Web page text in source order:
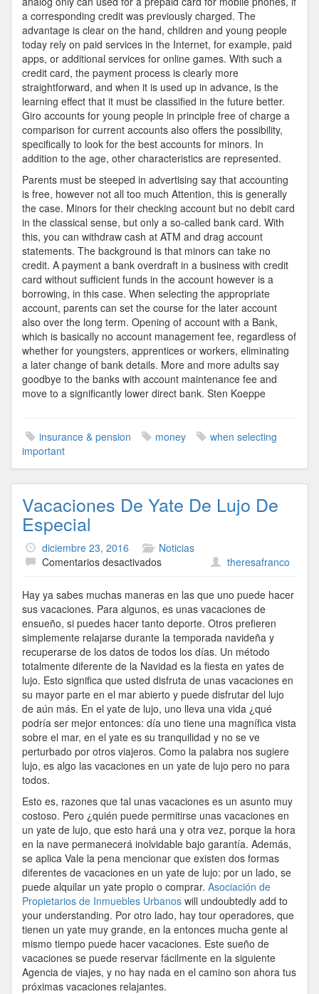
a corresponding credit was previously charged. The
advantage is clear on the hand, children and young people
today rely on paid services in the Internet, for example, paid
apps, or additional services for online games. With such a
credit card, the payment process is clearly more
straightforward, and when it is used up in advance, is the
learning effect that it must be classified in the future better.
Giro accounts for young people in principle free of charge a
comparison for current accounts also offers the possibility,
specifically to look for the best accounts for minors. In
addition to the age, other characteristics are represented.
Parents must be steeped in advertising say that accounting
is free, however not all too much Attention, this is generally
the case. Minors for their checking account but no debit card
in the classical sense, but only a so-called bank card. With
this, you can withdraw cash at ATM and drag account
statements. The background is that minors can take no
credit. A payment a bank overdraft in a business with credit
card without sufficient funds in the account however is a
borrowing, in this case. When selecting the appropriate
account, parents can set the course for the later account
also over the long term. Opening of account with a Bank,
which is basically no account management fee, regardless of
whether for youngsters, apprentices or workers, eliminating
a later change of bank details. More and more adults say
goodbye to the banks with account maintenance fee and
move to a significantly lower direct bank. Sten Koeppe
insurance & pension money
when selecting
important
Vacaciones De Yate De Lujo De
Especial
diciembre 23, 2016
Noticias
Comentarios desactivadosen
De
Yate
De
Lujo
De
Especial
theresafranco
Hay ya sabes muchas maneras en las que uno puede hacer
sus vacaciones. Para algunos, es unas vacaciones de
ensueño, si puedes hacer tanto deporte. Otros prefieren
simplemente relajarse durante la temporada navideña y
recuperarse de los datos de todos los días. Un método
totalmente diferente de la Navidad es la fiesta en yates de
lujo. Esto significa que usted disfruta de unas vacaciones en
su mayor parte en el mar abierto y puede disfrutar del lujo
de aún más. En el yate de lujo, uno lleva una vida ¿qué
podría ser mejor entonces: día uno tiene una magnífica vista
sobre el mar, en el yate es su tranquilidad y no se ve
perturbado por otros viajeros. Como la palabra nos sugiere
lujo, es algo las vacaciones en un yate de lujo pero no para
todos.
Esto es, razones que tal unas vacaciones es un asunto muy
costoso. Pero ¿quién puede permitirse unas vacaciones en
un yate de lujo, que esto hará una y otra vez, porque la hora
en la nave permanecerá inolvidable bajo garantía. Además,
se aplica Vale la pena mencionar que existen dos formas
diferentes de vacaciones en un yate de lujo: por un lado, se
puede alquilar un yate propio o comprar. Asociación de
Propietarios de Inmuebles Urbanos will undoubtedly add to
your understanding. Por otro lado, hay tour operadores, que
tienen un yate muy grande, en la entonces mucha gente al
mismo tiempo puede hacer vacaciones. Este sueño de
vacaciones se puede reservar fácilmente en la siguiente
Agencia de viajes, y no hay nada en el camino son ahora tus
próximas vacaciones relajantes.